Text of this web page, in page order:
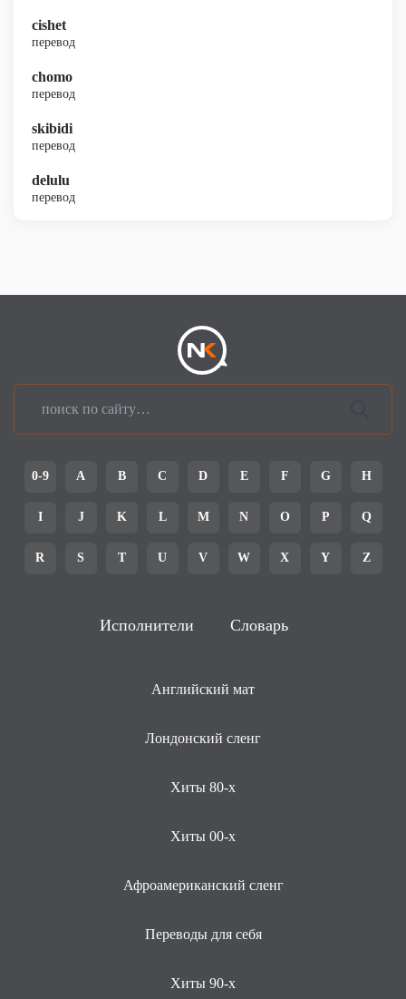
cishet
перевод
chomo
перевод
skibidi
перевод
delulu
перевод
0-9 A B C D E F G H
I J K L M N O P Q
R S T U V W X Y Z
Исполнители Словарь
Английский мат
Лондонский сленг
Хиты 80-х
Хиты 00-х
Афроамериканский сленг
Переводы для себя
Хиты 90-х